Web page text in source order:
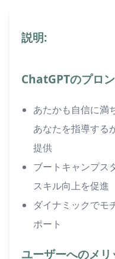
説明:
ChatGPTのプロ
あたかも自信に満
あなたを指導する
提供
ブートキャンプス
スキル向上を促進
ダイナミックでモ
ポート
ユーザーへのメリ